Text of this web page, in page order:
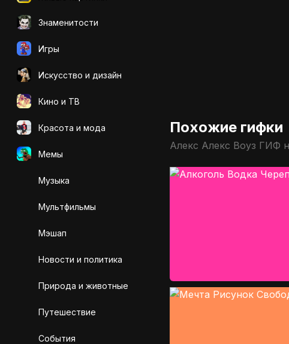
Знаменитости
Игры
Искусcтво и дизайн
Кино и ТВ
Красота и мода
Мемы
Музыка
Мультфильмы
Мэшап
Новости и политика
Природа и животные
Путешествие
События
Похожие гифки
Алекс Алекс Воуз ГИФ